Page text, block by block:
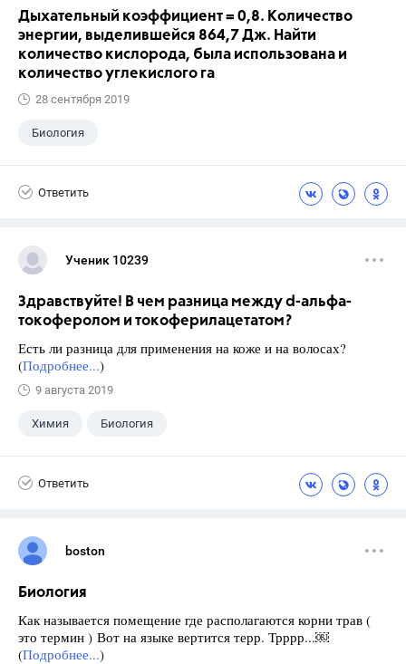
Дыхательный коэффициент = 0,8. Количество
энергии, выделившейся 864,7 Дж. Найти
количество кислорода, была использована и
количество углекислого га
28 сентября 2019
Биология
Ответить
Ученик 10239
Здравствуйте! В чем разница между d-альфа-
токоферолом и токоферилацетатом?
Есть ли разница для применения на коже и на волосах?
(Подробнее...)
9 августа 2019
Химия Биология
Ответить
boston
Биология
Как называется помещение где располагаются корни трав (
это термин ) Вот на языке вертится терр. Трррр...￼
(Подробнее...)